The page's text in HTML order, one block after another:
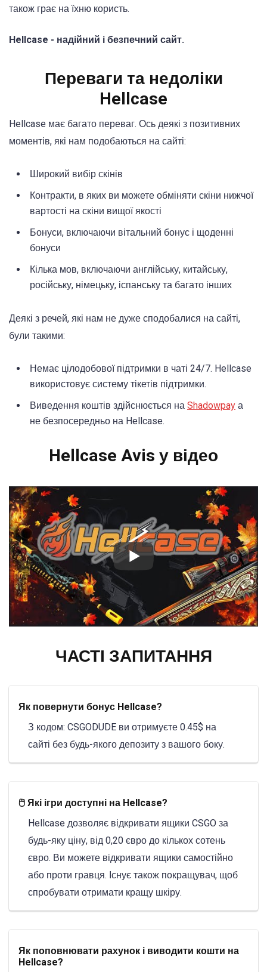
також грає на їхню користь.
Hellcase - надійний і безпечний сайт.
Переваги та недоліки
Hellcase
Hellcase має багато переваг. Ось деякі з позитивних
моментів, які нам подобаються на сайті:
Широкий вибір скінів
Контракти, в яких ви можете обміняти скіни нижчої
вартості на скіни вищої якості
Бонуси, включаючи вітальний бонус і щоденні
бонуси
Кілька мов, включаючи англійську, китайську,
російську, німецьку, іспанську та багато інших
Деякі з речей, які нам не дуже сподобалися на сайті,
були такими:
Немає цілодобової підтримки в чаті 24/7. Hellcase
використовує систему тікетів підтримки.
Виведення коштів здійснюється на Shadowpay а
не безпосередньо на Hellcase.
Hellcase Avis у відео
ЧАСТІ ЗАПИТАННЯ
Як повернути бонус Hellcase?
З кодом: CSGODUDE ви отримуєте 0.45$ на
сайті без будь-якого депозиту з вашого боку.
🖱️ Які ігри доступні на Hellcase?
Hellcase дозволяє відкривати ящики CSGO за
будь-яку ціну, від 0,20 євро до кількох сотень
євро. Ви можете відкривати ящики самостійно
або проти гравця. Існує також покращувач, щоб
спробувати отримати кращу шкіру.
Як поповнювати рахунок і виводити кошти на
Hellcase?